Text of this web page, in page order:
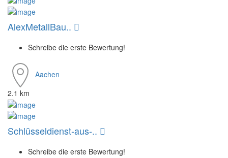
AlexMetallBau..
Schreibe die erste Bewertung!
Aachen
2.1 km
Schlüsseldienst-aus-..
Schreibe die erste Bewertung!